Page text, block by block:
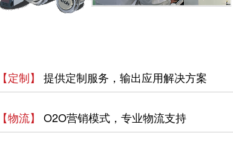
【定制】 提供定制服务，输出应用解决方案
【物流】 O2O营销模式，专业物流支持